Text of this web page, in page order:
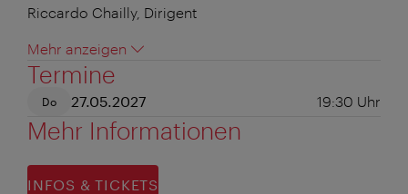
Riccardo Chailly, Dirigent
Mehr anzeigen
Termine
Do 27.05.2027 19:30 Uhr
Mehr Informationen
INFOS & TICKETS